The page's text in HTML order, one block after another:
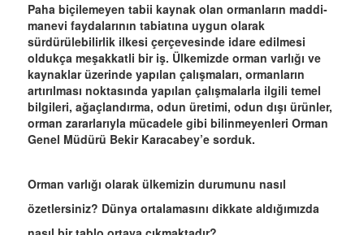
Paha biçilemeyen tabii kaynak olan ormanların maddi-
manevi faydalarının tabiatına uygun olarak
sürdürülebilirlik ilkesi çerçevesinde idare edilmesi
oldukça meşakkatli bir iş. Ülkemizde orman varlığı ve
kaynaklar üzerinde yapılan çalışmaları, ormanların
artırılması noktasında yapılan çalışmalarla ilgili temel
bilgileri, ağaçlandırma, odun üretimi, odun dışı ürünler,
orman zararlarıyla mücadele gibi bilinmeyenleri Orman
Genel Müdürü Bekir Karacabey’e sorduk.
Orman varlığı olarak ülkemizin durumunu nasıl
özetlersiniz? Dünya ortalamasını dikkate aldığımızda